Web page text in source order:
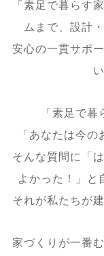
「素足で暮らす
ムまで、設計
安心の一貫サポ
「素足で
「あなたは今
そんな質問に「
よかった！」と
それが私たちが
家づくりが一番